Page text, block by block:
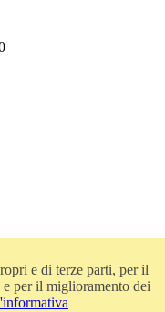
e di terze parti, per il
per il miglioramento dei